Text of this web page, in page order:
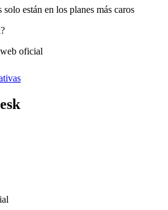
están en los planes más caros
oficial